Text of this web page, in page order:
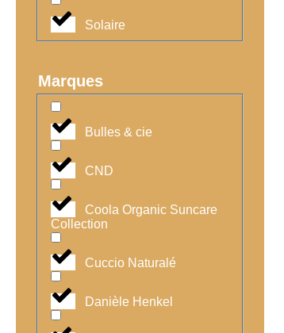
Solaire
Marques
Bulles & cie
CND
Coola Organic Suncare
Collection
Cuccio Naturalé
Danièle Henkel